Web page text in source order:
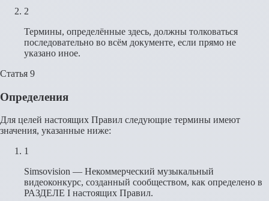
2
Термины, определённые здесь, должны толковаться
последовательно во всём документе, если прямо не
указано иное.
Статья 9
Определения
Для целей настоящих Правил следующие термины имеют
значения, указанные ниже:
1
Simsovision — Некоммерческий музыкальный
видеоконкурс, созданный сообществом, как определено в
РАЗДЕЛЕ I настоящих Правил.